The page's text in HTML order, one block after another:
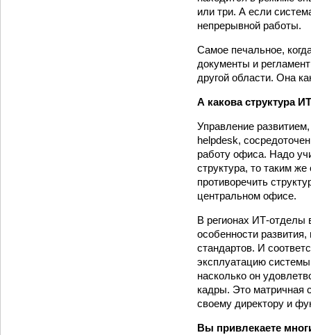
или три. А если
непрерывной работы.
Самое печальное,
документы и
другой области. Она
А какова структура
Управление
helpdesk,
работу офиса. Надо
структура, то таким
противоречить
центральном офисе.
В регионах ИТ-отделы
особенности
стандартов. И
эксплуатацию
насколько он
кадры. Это матричная
своему директору и
Вы привлекаете